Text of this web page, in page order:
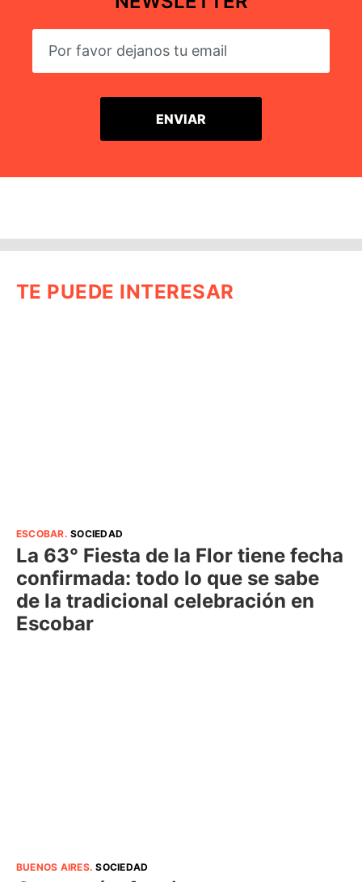
TE PUEDE INTERESAR
ESCOBAR.SOCIEDAD
La 63° Fiesta de la Flor tiene fecha
confirmada: todo lo que se sabe
de la tradicional celebración en
Escobar
BUENOS AIRES.SOCIEDAD